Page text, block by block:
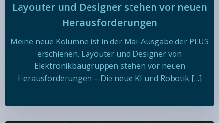
Layouter und Designer stehen vor neuen
Herausforderungen
Meine neue Kolumne ist in der Mai-Ausgabe der PLUS
erschienen. Layouter und Designer von
Elektronikbaugruppen stehen vor neuen
Herausforderungen – Die neue KI und Robotik […]